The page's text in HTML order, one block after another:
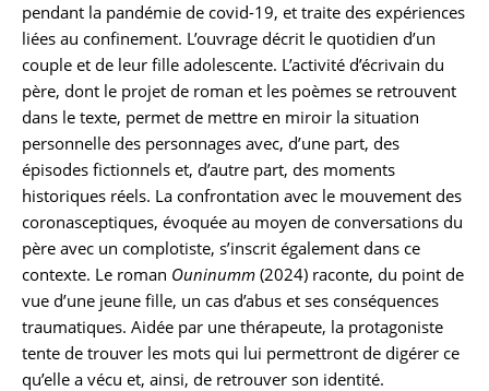
pendant la pandémie de covid-19, et traite des expériences
liées au confinement. L’ouvrage décrit le quotidien d’un
couple et de leur fille adolescente. L’activité d’écrivain du
père, dont le projet de roman et les poèmes se retrouvent
dans le texte, permet de mettre en miroir la situation
personnelle des personnages avec, d’une part, des
épisodes fictionnels et, d’autre part, des moments
historiques réels. La confrontation avec le mouvement des
coronasceptiques, évoquée au moyen de conversations du
père avec un complotiste, s’inscrit également dans ce
contexte. Le roman Ouninumm (2024) raconte, du point de
vue d’une jeune fille, un cas d’abus et ses conséquences
traumatiques. Aidée par une thérapeute, la protagoniste
tente de trouver les mots qui lui permettront de digérer ce
qu’elle a vécu et, ainsi, de retrouver son identité.